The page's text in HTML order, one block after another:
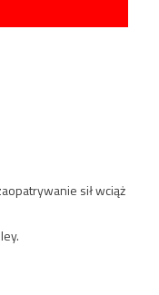
sił wciąż